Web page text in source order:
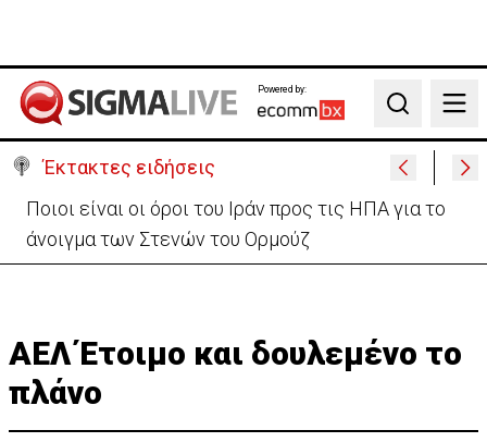
Powered by:
Search
Έκτακτες ειδήσεις
Υψηλές οι θερμοκρασίες με αυξημένη υγρασία
-«Στα παράλια είναι δύσκολα»
ΑΕΛ Έτοιμο και δουλεμένο το
πλάνο